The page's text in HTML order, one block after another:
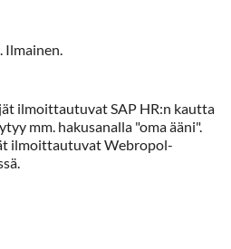
Ilmainen.
ilmoittautuvat SAP HR:n kautta
mm. hakusanalla "oma ääni".
ilmoittautuvat Webropol-